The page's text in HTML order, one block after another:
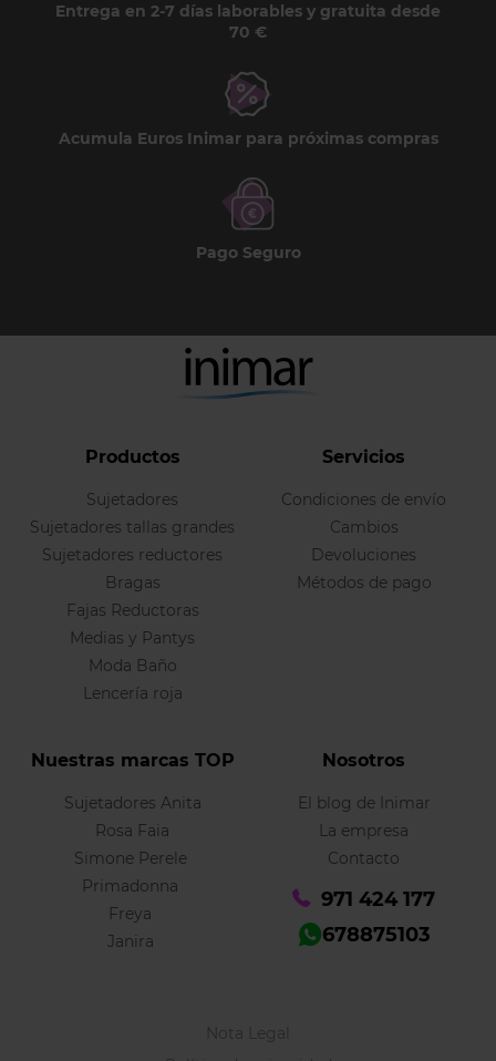
Entrega en 2-7 días laborables y gratuita desde
70 €
Acumula Euros Inimar para próximas compras
Pago Seguro
Productos
Sujetadores
Sujetadores tallas grandes
Sujetadores reductores
Bragas
Fajas Reductoras
Medias y Pantys
Moda Baño
Lencería roja
Servicios
Condiciones de envío
Cambios
Devoluciones
Métodos de pago
Nuestras marcas TOP
Sujetadores Anita
Rosa Faia
Simone Perele
Primadonna
Freya
Janira
Nosotros
El blog de Inimar
La empresa
Contacto
971 424 177
678875103
Nota Legal